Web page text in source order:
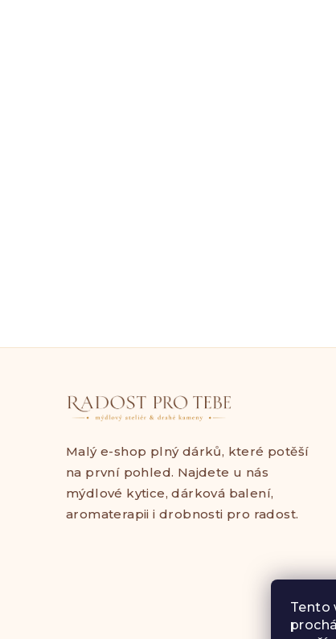
Tento
Malý e-shop plný dárků, které potěší
na první pohled. Najdete u nás
mýdlové kytice, dárková balení,
aromaterapii i drobnosti pro radost.